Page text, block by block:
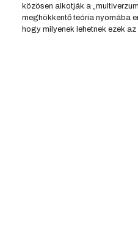
közösen alkotják a
meghökkentő teória nyomába
hogy milyenek lehetnek ezek